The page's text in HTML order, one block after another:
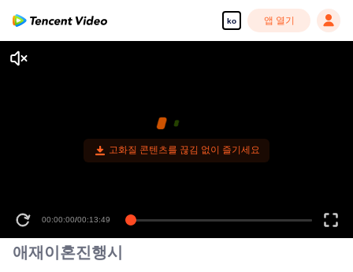
ko 앱 열기
00:00:00/00:13:49
애재이혼진행시